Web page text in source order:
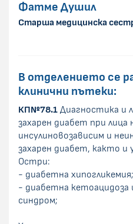
Фатме Душил
Старша медицинска
В отделението се
клинични пътеки:
КП№78.1 Диагностика и
захарен диабет при лица
инсулиновозависим и
захарен диабет, както и
Остри:
- диабетна хипогликемия;
- диабетна кетоацидоза
синдром;